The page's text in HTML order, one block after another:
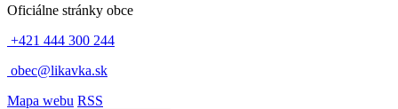
Oficiálne stránky obce
+421 444 300 244
obec@likavka.sk
Mapa webu RSS